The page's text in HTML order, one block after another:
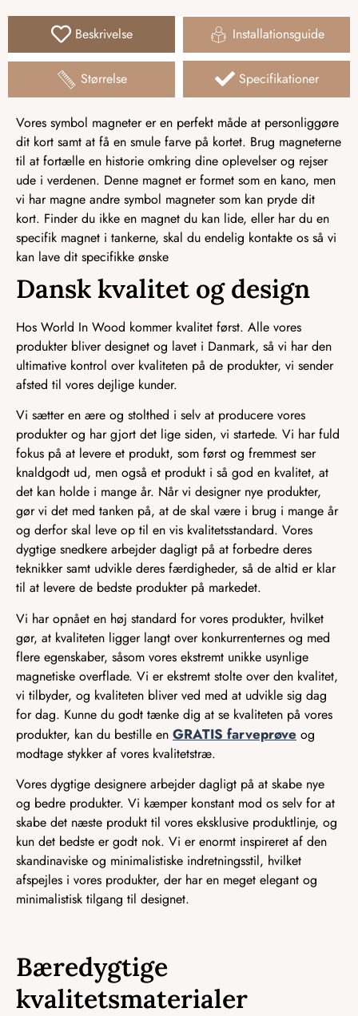
Beskrivelse
Størrelse
Installationsguide
Specifikationer
Vores symbol magneter er en perfekt måde at personliggøre
dit kort samt at få en smule farve på kortet. Brug magneterne
til at fortælle en historie omkring dine oplevelser og rejser
ude i verdenen. Denne magnet er formet som en kano, men
vi har magne andre symbol magneter som kan pryde dit
kort. Finder du ikke en magnet du kan lide, eller har du en
specifik magnet i tankerne, skal du endelig kontakte os så vi
kan lave dit specifikke ønske
Dansk kvalitet og design
Hos World In Wood kommer kvalitet først. Alle vores
produkter bliver designet og lavet i Danmark, så vi har den
ultimative kontrol over kvaliteten på de produkter, vi sender
afsted til vores dejlige kunder.
Vi sætter en ære og stolthed i selv at producere vores
produkter og har gjort det lige siden, vi startede. Vi har fuld
fokus på at levere et produkt, som først og fremmest ser
knaldgodt ud, men også et produkt i så god en kvalitet, at
det kan holde i mange år. Når vi designer nye produkter,
gør vi det med tanken på, at de skal være i brug i mange år
og derfor skal leve op til en vis kvalitetsstandard. Vores
dygtige snedkere arbejder dagligt på at forbedre deres
teknikker samt udvikle deres færdigheder, så de altid er klar
til at levere de bedste produkter på markedet.
Vi har opnået en høj standard for vores produkter, hvilket
gør, at kvaliteten ligger langt over konkurrenternes og med
flere egenskaber, såsom vores ekstremt unikke usynlige
magnetiske overflade. Vi er ekstremt stolte over den kvalitet,
vi tilbyder, og kvaliteten bliver ved med at udvikle sig dag
for dag. Kunne du godt tænke dig at se kvaliteten på vores
produkter, kan du bestille en GRATIS farveprøve og
modtage stykker af vores kvalitetstræ.
Vores dygtige designere arbejder dagligt på at skabe nye
og bedre produkter. Vi kæmper konstant mod os selv for at
skabe det næste produkt til vores eksklusive produktlinje, og
kun det bedste er godt nok. Vi er enormt inspireret af den
skandinaviske og minimalistiske indretningsstil, hvilket
afspejles i vores produkter, der har en meget elegant og
minimalistisk tilgang til designet.
Bæredygtige
kvalitetsmaterialer